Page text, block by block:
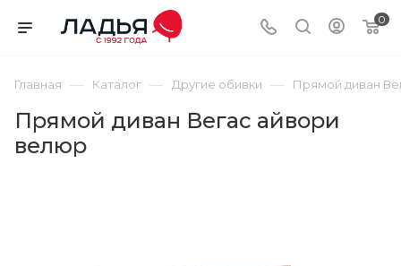
0
Главная — Каталог — Другие обивки — Прямой диван
Прямой диван Вегас айвори
велюр